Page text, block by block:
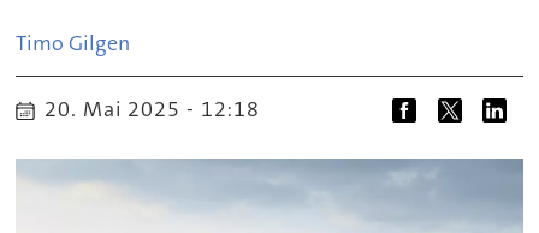
Timo Gilgen
20. Mai 2025 - 12:18